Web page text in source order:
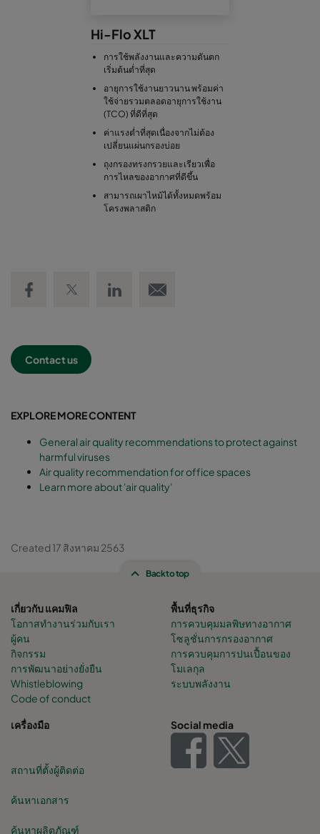
Hi-Flo XLT
การใช้พลังงานและความดันตก
เริ่มต้นต่ำที่สุด
อายุการใช้งานยาวนาน พร้อมค่า
ใช้จ่ายรวมตลอดอายุการใช้งาน
(TCO) ที่ดีที่สุด
ค่าแรงต่ำที่สุดเนื่องจากไม่ต้อง
เปลี่ยนแผ่นกรองบ่อย
ถุงกรองทรงกรวยและเรียวเพื่อ
การไหลของอากาศที่ดีขึ้น
สามารถเผาไหม้ได้ทั้งหมดพร้อม
โครงพลาสติก
Contact us
EXPLORE MORE CONTENT
General air quality recommendations to protect against
harmful viruses
Air quality recommendation for office spaces
Learn more about 'air quality'
Created 17 สิงหาคม 2563
Back to top
เกี่ยวกับ แคมฟิล
โอกาสทำงานร่วมกับเรา
ผู้คน
กิจกรรม
การพัฒนาอย่างยั่งยืน
Whistleblowing
Code of conduct
พื้นที่ธุรกิจ
การควบคุมมลพิษทางอากาศ
โซลูชั่นการกรองอากาศ
การควบคุมการปนเปื้อนของ
โมเลกุล
ระบบพลังงาน
เครื่องมือ
สถานที่ตั้งผู้ติดต่อ
ค้นหาเอกสาร
ค้นหาผลิตภัณฑ์
Social media